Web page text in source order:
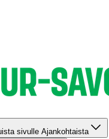
sivulle Ajankohtaista